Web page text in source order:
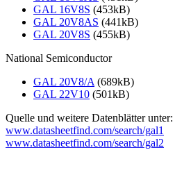
GAL 16V8S (453kB)
GAL 20V8AS (441kB)
GAL 20V8S (455kB)
National Semiconductor
GAL 20V8/A (689kB)
GAL 22V10 (501kB)
Quelle und weitere Datenblätter unter:
www.datasheetfind.com/search/gal1
www.datasheetfind.com/search/gal2